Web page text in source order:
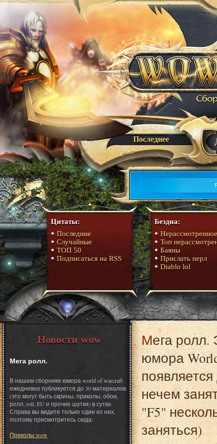
Последнее
Цитаты:
Последние
Случайные
ТОП 50
Подписаться на RSS
Бездна:
Нерассмотренное
Топ
Баяны
Прислать перл
Diablo lol
Новости wow
Мега ролл.
В нашем сборнике юмора world of warcraft
ежедневно публикуется до 30 материалов
(это могут быть скрины, приколы, обои,
ролл, roll, EU и прочие шутки) в сутки.
Справа вы видите только один из них,
поэтому присмотритесь сюда:
Приколы wow
Мега ролл. Это один из материалов сборника
юмора
нечем
"F5"
заняться)